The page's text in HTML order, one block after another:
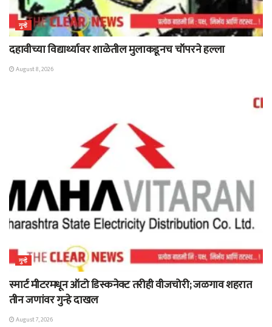
गुन्हे
दहावीच्या विद्यार्थ्यावर शाळेतील मुलाकडूनच चॉपरने हल्ला
August 8, 2026
गुन्हे
स्मार्ट मीटरमधून ऑटो डिस्कनेक्ट तरीही वीजचोरी; जळगाव शहरात
तीन जणांवर गुन्हे दाखल
August 7, 2026